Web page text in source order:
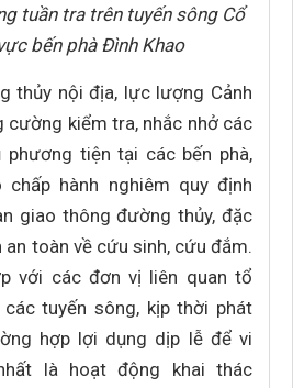
tuần tra trên tuyến sông Cổ
bến phà Đình Khao
thủy nội địa, lực lượng Cảnh
kiểm tra, nhắc nhở các
phương tiện tại các bến phà,
chấp hành nghiêm quy định
giao thông đường thủy, đặc
an toàn về cứu sinh, cứu đắm.
với các đơn vị liên quan tổ
tuyến sông, kịp thời phát
hợp lợi dụng dịp lễ để vi
là hoạt động khai thác